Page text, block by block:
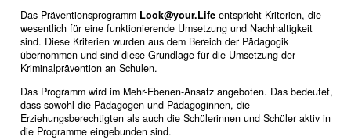
Das Präventionsprogramm Look@your.Lifeentspricht Kriterien, die
wesentlich für eine funktionierende Umsetzung und Nachhaltigkeit
sind. Diese Kriterien wurden aus dem Bereich der Pädagogik
übernommen und sind diese Grundlage für die Umsetzung der
Kriminalprävention an Schulen.
Das Programm wird im Mehr-Ebenen-Ansatz angeboten. Das bedeutet,
dass sowohl die Pädagogen und Pädagoginnen, die
Erziehungsberechtigten als auch die Schülerinnen und Schüler aktiv in
die Programme eingebunden sind.